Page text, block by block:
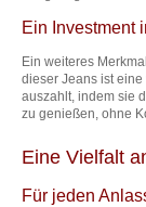
Ein Investment
Ein weiteres
dieser Jeans ist
auszahlt, indem sie
zu genießen, ohne
Eine Vielfalt
Für jeden